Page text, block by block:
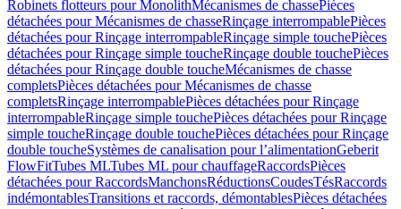
Robinets flotteurs pour MonolithMécanismes de chassePièces
détachées pour Mécanismes de chasseRinçage interrompablePièces
détachées pour Rinçage interrompableRinçage simple touchePièces
détachées pour Rinçage simple toucheRinçage double touchePièces
détachées pour Rinçage double toucheMécanismes de chasse
completsPièces détachées pour Mécanismes de chasse
completsRinçage interrompablePièces détachées pour Rinçage
interrompableRinçage simple touchePièces détachées pour Rinçage
simple toucheRinçage double touchePièces détachées pour Rinçage
double toucheSystèmes de canalisation pour l’alimentationGeberit
FlowFitTubes MLTubes ML pour chauffageRaccordsPièces
détachées pour RaccordsManchonsRéductionsCoudesTésRaccords
indémontablesTransitions et raccords, démontablesPièces détachées